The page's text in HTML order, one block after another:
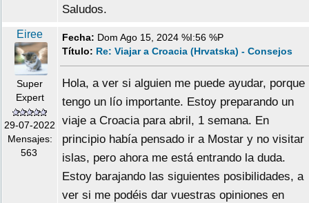
Saludos.
Eiree
Super
Expert
29-07-2022
Mensajes:
563
Fecha: Dom Ago 15, 2024 %I:56 %P
Título: Re: Viajar a Croacia (Hrvatska) - Consejos
Hola, a ver si alguien me puede ayudar, porque
tengo un lío importante. Estoy preparando un
viaje a Croacia para abril, 1 semana. En
principio había pensado ir a Mostar y no visitar
islas, pero ahora me está entrando la duda.
Estoy barajando las siguientes posibilidades, a
ver si me podéis dar vuestras opiniones en